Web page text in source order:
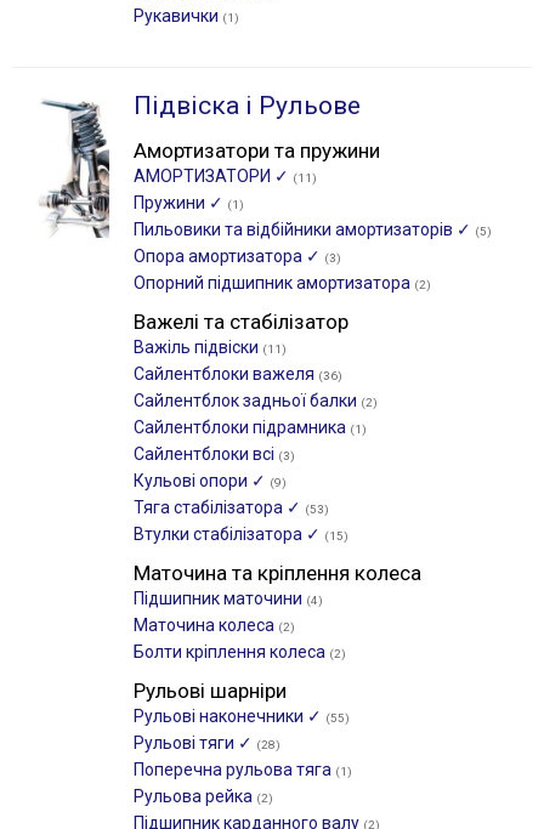
Рукавички (1)
Підвіска і Рульове
Амортизатори та пружини
АМОРТИЗАТОРИ ✓ (11)
Пружини ✓ (1)
Пильовики та відбійники амортизаторів ✓ (5)
Опора амортизатора ✓ (3)
Опорний підшипник амортизатора (2)
Важелі та стабілізатор
Важіль підвіски (11)
Сайлентблоки важеля (36)
Сайлентблок задньої балки (2)
Сайлентблоки підрамника (1)
Сайлентблоки всі (3)
Кульові опори ✓ (9)
Тяга стабілізатора ✓ (53)
Втулки стабілізатора ✓ (15)
Маточина та кріплення колеса
Підшипник маточини (4)
Маточина колеса (2)
Болти кріплення колеса (2)
Рульові шарніри
Рульові наконечники ✓ (55)
Рульові тяги ✓ (28)
Поперечна рульова тяга (1)
Рульова рейка (2)
Підшипник карданного валу (2)